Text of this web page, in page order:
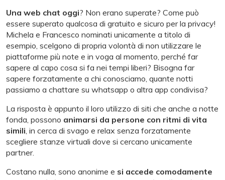
Una web chat oggi? Non erano superate? Come può
essere superato qualcosa di gratuito e sicuro per la privacy!
Michela e Francesco nominati unicamente a titolo di
esempio, scelgono di propria volontà di non utilizzare le
piattaforme più note e in voga al momento, perché far
sapere al capo cosa si fa nei tempi liberi? Bisogna far
sapere forzatamente a chi conosciamo, quante notti
passiamo a chattare su whatsapp o altra app condivisa?
La risposta è appunto il loro utilizzo di siti che anche a notte
fonda, possono animarsi da persone con ritmi di vita
simili , in cerca di svago e relax senza forzatamente
scegliere stanze virtuali dove si cercano unicamente
partner.
Costano nulla, sono anonime e si accede comodamente